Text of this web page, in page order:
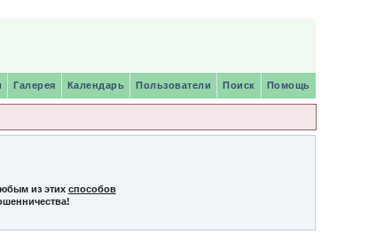
Помощь
Поиск
Пользователи
Календарь
Галерея
из этих способов